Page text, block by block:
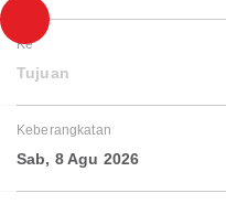
Ke
Tujuan
Keberangkatan
Sab, 8 Agu 2026